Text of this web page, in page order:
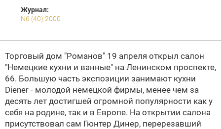
Журнал:
N6 (40) 2000
Торговый дом "Романов" 19 апреля открыл салон
"Немецкие кухни и ванные" на Ленинском проспекте,
66. Большую часть экcпозиции занимают кухни
Diener - молодой немецкой фирмы, менее чем за
десять лет достигшей огромной популярности как у
себя на родине, так и в Европе. На открытии салона
присутствовал сам Гюнтер Динер, перерезавший